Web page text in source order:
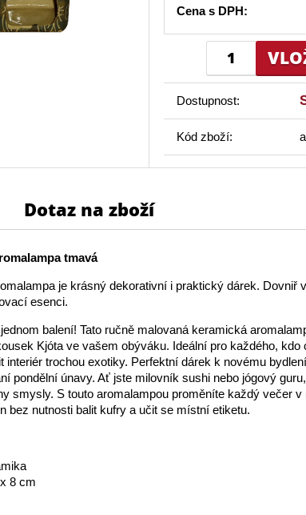
Cena s DPH:
Dostupnost:
Kód zboží:
Dotaz na zboží
tmavá
je krásný dekorativní i praktický dárek. Dovniř
esenci.
balení! Tato ručně malovaná keramická
Kjóta ve vašem obýváku. Ideální pro každého,
interiér trochou exotiky. Perfektní dárek k novému
pondělní únavy. Ať jste milovník sushi nebo jógový
smysly. S touto aromalampou proměníte každý večer v
bez nutnosti balit kufry a učit se místní etiketu.
8 cm